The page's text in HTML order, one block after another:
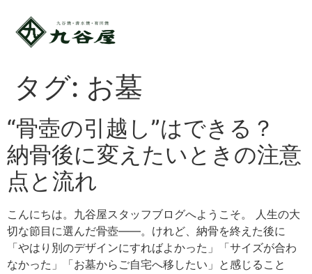
タグ: お墓
“骨壺の引越し”はできる？
納骨後に変えたいときの注意
点と流れ
こんにちは。九谷屋スタッフブログへようこそ。 人生の大
切な節目に選んだ骨壺――。けれど、納骨を終えた後に
「やはり別のデザインにすればよかった」「サイズが合わ
なかった」「お墓からご自宅へ移したい」と感じること